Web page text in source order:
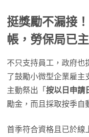
挺獎勵不漏接
帳，勞保局已
不只支持員工，政府也
了鼓勵小微型企業雇主
主動祭出「 按以日申請
勵金，而且採取按季自
首季符合資格且已於線